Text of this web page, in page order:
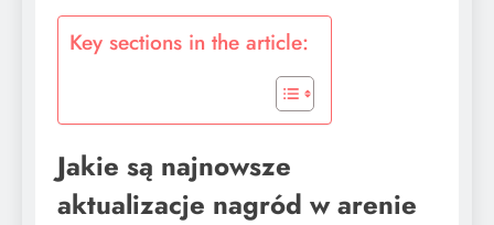
Key sections in the article:
Jakie są najnowsze
aktualizacje nagród w arenie